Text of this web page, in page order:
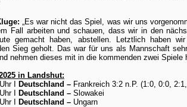
„Es war nicht das Spiel, was wir uns
Fall arbeiten und schauen, dass wir in den
gemacht haben, abstellen. Letztlich haben
Sieg geholt. Das war für uns als Mannschaft
nehmen dieses mit in die kommenden zwei Spiele
in Landshut:
I
Deutschland – Frankreich 3:2 n.P. (1:0, 0:0,
I
Deutschland – Slowakei
I
Deutschland – Ungarn